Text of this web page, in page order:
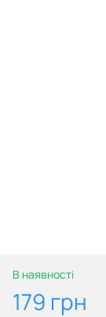
В наявності
179 грн